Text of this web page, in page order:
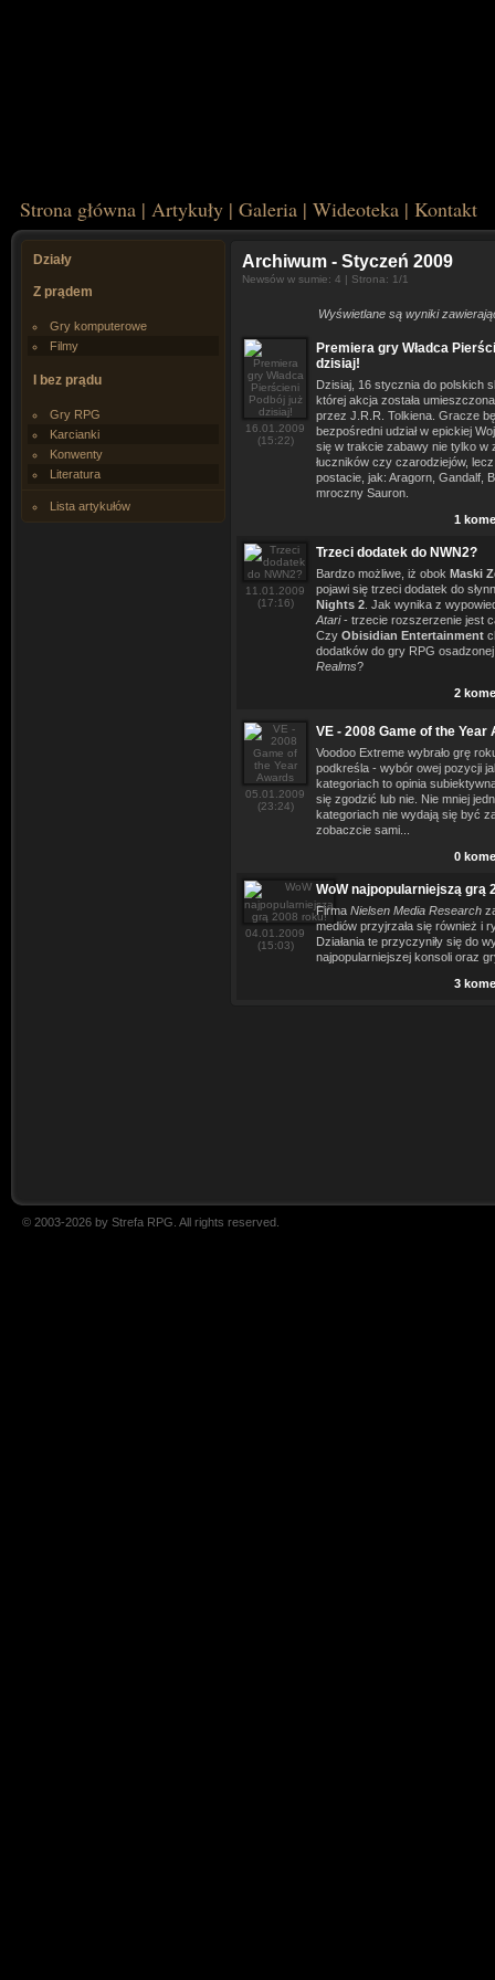
Strona główna | Artykuły | Galeria | Wideoteka | Kontakt
Działy
Z prądem
Gry komputerowe
Filmy
I bez prądu
Gry RPG
Karcianki
Konwenty
Literatura
Lista artykułów
Archiwum - Styczeń 2009
Newsów w sumie: 4 | Strona: 1/1
Wyświetlane są wyniki
16.01.2009
(15:22)
Premiera gry Władca
dzisiaj!
Dzisiaj, 16 stycznia do polskich
której akcja została
przez J.R.R. Tolkiena. Gracze
bezpośredni udział w epickiej
się w trakcie zabawy nie tylko w
łuczników czy czarodziejów,
postacie, jak: Aragorn, Gandalf,
mroczny Sauron.
1
11.01.2009
(17:16)
Trzeci dodatek do NWN2?
Bardzo możliwe, iż obok Maski
pojawi się trzeci dodatek do
Nights 2 . Jak wynika z
Atari- trzecie rozszerzenie jest
Czy Obisidian Entertainment
dodatków do gry RPG
Realms?
2
05.01.2009
(23:24)
VE - 2008 Game of the Year
Voodoo Extreme wybrało grę
podkreśla - wybór owej pozycji
kategoriach to opinia
się zgodzić lub nie. Nie mniej
kategoriach nie wydają się być
zobaczcie sami...
0
04.01.2009
(15:03)
WoW najpopularniejszą grą
Firma Nielsen Media Research
mediów przyjrzała się również i
Działania te przyczyniły się do
najpopularniejszej konsoli oraz
3
© 2003-2026 by Strefa RPG. All rights reserved.